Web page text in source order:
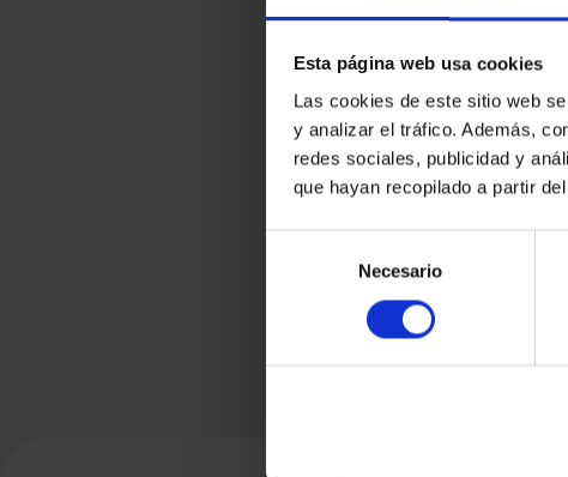
Esta página web usa cookies
Las cookies de este sitio web
y analizar el tráfico. Además,
redes sociales, publicidad y
que hayan recopilado a partir
consentimiento
Necesario